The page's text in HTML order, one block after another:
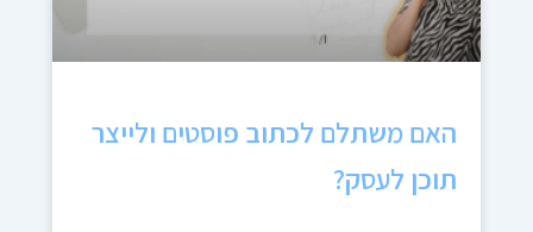
האם משתלם לכתוב פוסטים ולייצר
תוכן לעסק?